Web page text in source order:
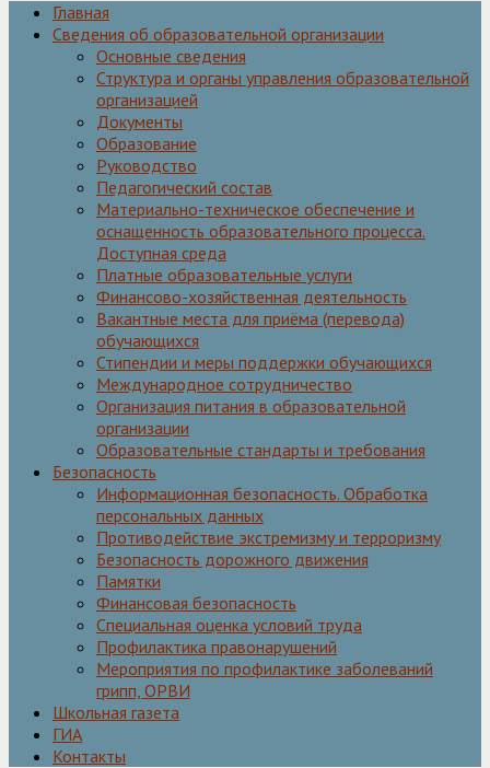
Главная
Сведения об образовательной организации
Основные сведения
Структура и органы управления образовательной
организацией
Документы
Образование
Руководство
Педагогический состав
Материально-техническое обеспечение и
оснащенность образовательного процесса.
Доступная среда
Платные образовательные услуги
Финансово-хозяйственная деятельность
Вакантные места для приёма (перевода)
обучающихся
Стипендии и меры поддержки обучающихся
Международное сотрудничество
Организация питания в образовательной
организации
Образовательные стандарты и требования
Безопасность
Информационная безопасность. Обработка
персональных данных
Противодействие экстремизму и терроризму
Безопасность дорожного движения
Памятки
Финансовая безопасность
Специальная оценка условий труда
Профилактика правонарушений
Мероприятия по профилактике заболеваний
грипп, ОРВИ
Школьная газета
ГИА
Контакты